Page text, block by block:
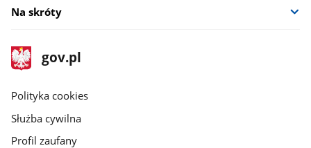
Na skróty
stopka
gov.pl
Strona
gov.pl
gov.pl
Polityka cookies
Służba cywilna
Profil zaufany